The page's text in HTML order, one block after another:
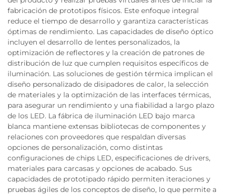
fabricación de prototipos físicos. Este enfoque integral
reduce el tiempo de desarrollo y garantiza características
óptimas de rendimiento. Las capacidades de diseño óptico
incluyen el desarrollo de lentes personalizados, la
optimización de reflectores y la creación de patrones de
distribución de luz que cumplen requisitos específicos de
iluminación. Las soluciones de gestión térmica implican el
diseño personalizado de disipadores de calor, la selección
de materiales y la optimización de las interfaces térmicas,
para asegurar un rendimiento y una fiabilidad a largo plazo
de los LED. La fábrica de iluminación LED bajo marca
blanca mantiene extensas bibliotecas de componentes y
relaciones con proveedores que respaldan diversas
opciones de personalización, como distintas
configuraciones de chips LED, especificaciones de drivers,
materiales para carcasas y opciones de acabado. Sus
capacidades de prototipado rápido permiten iteraciones y
pruebas ágiles de los conceptos de diseño, lo que permite a